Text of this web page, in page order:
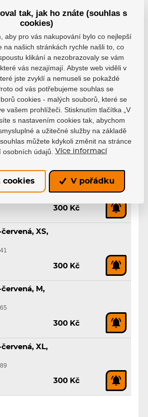
S, HS23
300 Kč
XXL-
300 Kč
XXS,
L, HS23
300 Kč
XS,
300 Kč
M,
300 Kč
XL,
300 Kč
tak, jak ho znáte (souhlas s
cookies)
aby pro vás nakupování bylo co nejlepší
na našich stránkách rychle našli to, co
klikání a nezobrazovaly se vám
vás nezajímají. Abyste web viděli v
jste zvyklí a nemuseli se pokaždé
od vás potřebujeme souhlas se
cookies - malých souborů, které se
vašem prohlížeči. Stisknutím tlačítka „V
s nastavením cookies tak, abychom
a užitečné služby na základě
můžete kdykoli změnit na stránce
údajů.
Více informací
cookies V pořádku